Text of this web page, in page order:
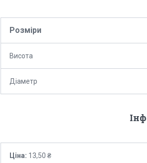
Розміри
Висота
Діаметр
Ціна: 13,50 ₴